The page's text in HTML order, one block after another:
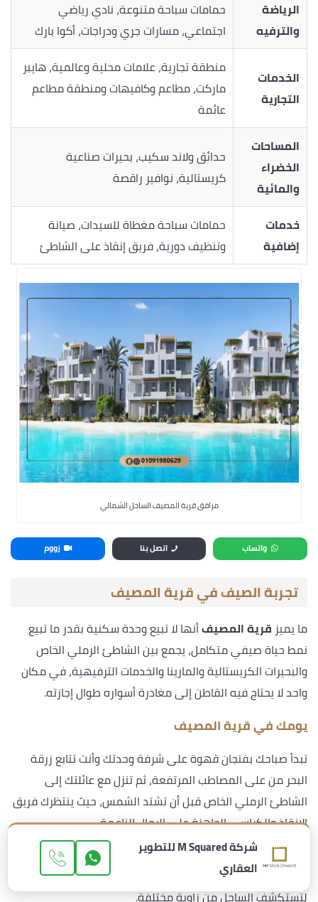
الرياضة
والترفيه
حمامات سباحة متنوعة، نادي رياضي
اجتماعي، مسارات جري ودراجات، أكوا بارك
الخدمات
التجارية
منطقة تجارية، علامات محلية وعالمية، هايبر
ماركت، مطاعم وكافيهات ومنطقة مطاعم
عائمة
المساحات
الخضراء
والمائية
حدائق ولاند سكيب، بحيرات صناعية
كريستالية، نوافير راقصة
خدمات
إضافية
حمامات سباحة مغطاة للسيدات، صيانة
وتنظيف دورية، فريق إنقاذ على الشاطئ
مرافق قرية المصيف الساحل الشمالي
واتساب اتصل بنا زووم
تجربة الصيف في قرية المصيف
ما يميز قرية المصيفأنها لا تبيع وحدة سكنية بقدر ما تبيع
نمط حياة صيفي متكامل، يجمع بين الشاطئ الرملي الخاص
والبحيرات الكريستالية والمارينا والخدمات الترفيهية، في مكان
واحد لا يحتاج فيه القاطن إلى مغادرة أسواره طوال إجازته.
يومك في قرية المصيف
تبدأ صباحك بفنجان قهوة على شرفة وحدتك وأنت تتابع زرقة
البحر من على المصاطب المرتفعة، ثم تنزل مع عائلتك إلى
الشاطئ الرملي الخاص قبل أن تشتد الشمس، حيث ينتظرك فريق
الإنقاذ والكراسي الجاهزة على الرمال الناعمة.
وقبل الظهيرة تنتقل إلى اللاجون الكريستالي للسباحة في
مياهه الهادئة، أو تأخذ جولة بحرية صغيرة تنطلق بك من المارينا
لتستكشف الساحل من زاوية مختلفة.
شركة M Squared للتطوير
العقاري